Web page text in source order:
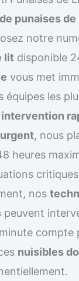
punaises de
notre
lit disponible
vous met
équipes les
intervention
, nous
heures
nos
peuvent
compte
nuisibles